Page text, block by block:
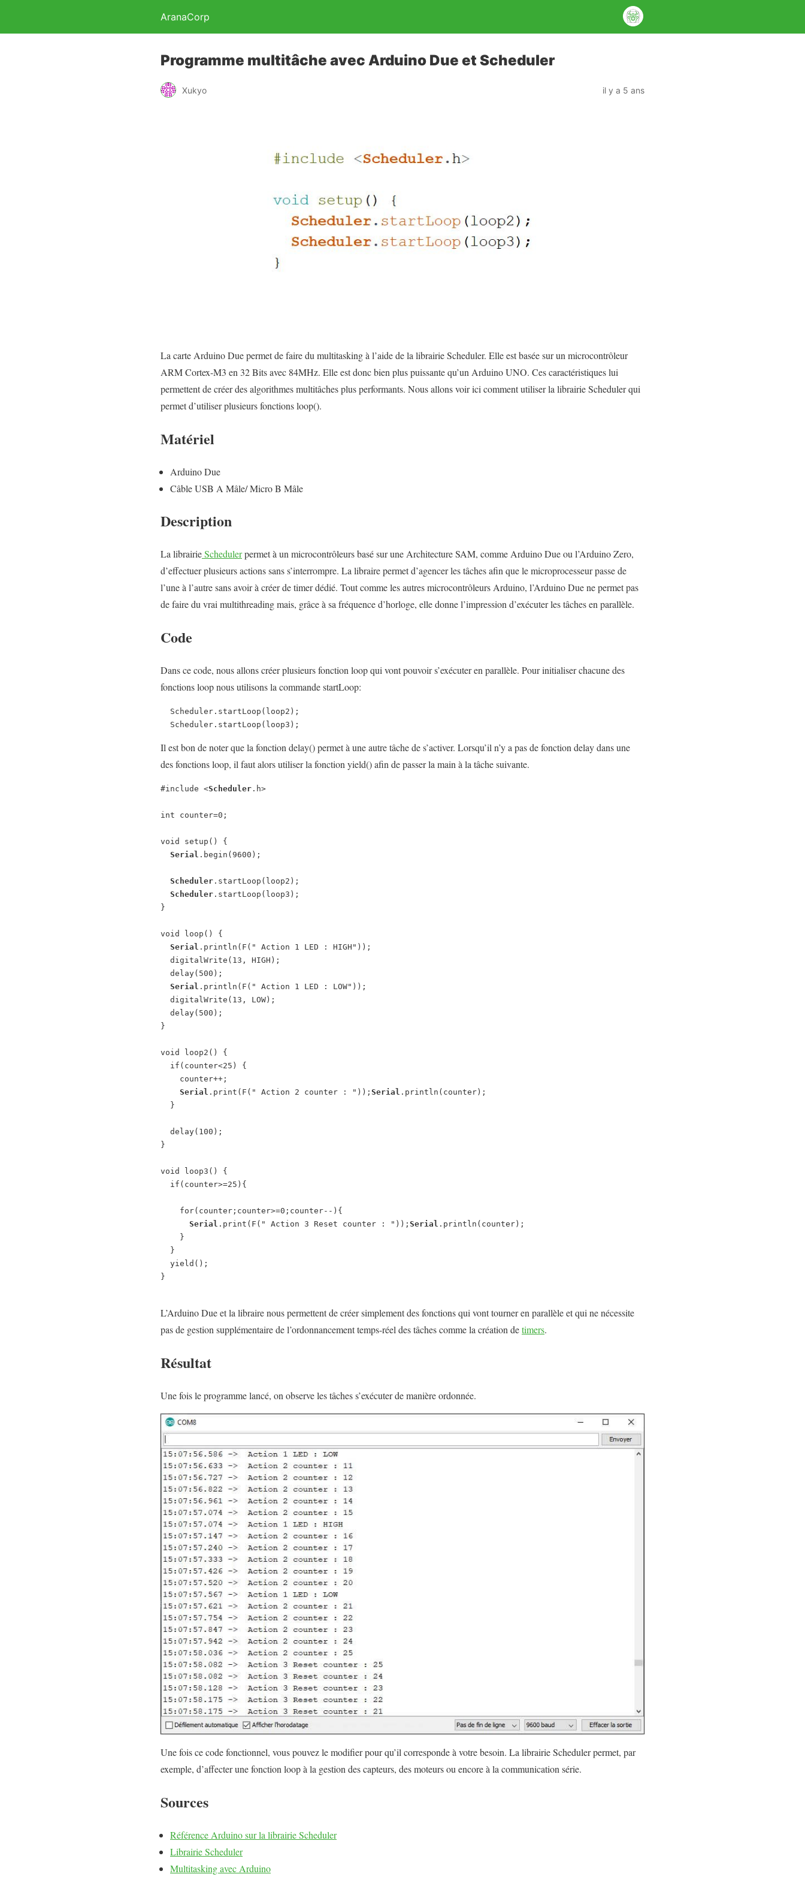
AranaCorp
Programme multitâche avec Arduino Due et Scheduler
Xukyo il y a 5 ans
La carte Arduino Due permet de faire du multitasking à l’aide de la librairie Scheduler. Elle est basée sur un microcontrôleur
ARM Cortex-M3 en 32 Bits avec 84MHz. Elle est donc bien plus puissante qu’un Arduino UNO. Ces caractéristiques lui
permettent de créer des algorithmes multitâches plus performants. Nous allons voir ici comment utiliser la librairie Scheduler qui
permet d’utiliser plusieurs fonctions loop().
Matériel
Arduino Due
Câble USB A Mâle/ Micro B Mâle
Description
La librairieSchedulerpermet à un microcontrôleurs basé sur une Architecture SAM, comme Arduino Due ou l’Arduino Zero,
d’effectuer plusieurs actions sans s’interrompre. La libraire permet d’agencer les tâches afin que le microprocesseur passe de
l’une à l’autre sans avoir à créer de timer dédié. Tout comme les autres microcontrôleurs Arduino, l’Arduino Due ne permet pas
de faire du vrai multithreading mais, grâce à sa fréquence d’horloge, elle donne l’impression d’exécuter les tâches en parallèle.
Code
Dans ce code, nous allons créer plusieurs fonction loop qui vont pouvoir s’exécuter en parallèle. Pour initialiser chacune des
fonctions loop nous utilisons la commande startLoop:
  Scheduler.startLoop(loop3);
Il est bon de noter que la fonction delay() permet à une autre tâche de s’activer. Lorsqu’il n’y a pas de fonction delay dans une
des fonctions loop, il faut alors utiliser la fonction yield() afin de passer la main à la tâche suivante.
#include <Scheduler .h>
int counter=0;
void setup() {
Serial .begin(9600);
Scheduler .startLoop(loop2);
Scheduler .startLoop(loop3);
}
void loop() {
Serial .println(F(" Action 1 LED : HIGH"));
Serial .println(F(" Action 1 LED : LOW"));
}
void loop2() {
Serial .print(F(" Action 2 counter : ")); Serial .println(counter);
}
void loop3() {
Serial .print(F(" Action 3 Reset counter : ")); Serial .println(counter);
}
L’Arduino Due et la libraire nous permettent de créer simplement des fonctions qui vont tourner en parallèle et qui ne nécessite
pas de gestion supplémentaire de l’ordonnancement temps-réel des tâches comme la création detimers.
Résultat
Une fois le programme lancé, on observe les tâches s’exécuter de manière ordonnée.
Une fois ce code fonctionnel, vous pouvez le modifier pour qu’il corresponde à votre besoin. La librairie Scheduler permet, par
exemple, d’affecter une fonction loop à la gestion des capteurs, des moteurs ou encore à la communication série.
Sources
Référence Arduino sur la librairie Scheduler
Librairie Scheduler
Multitasking avec Arduino